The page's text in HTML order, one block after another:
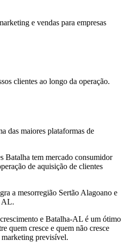
e vendas para empresas
clientes ao longo da operação.
das maiores plataformas de
Batalha tem mercado consumidor
de aquisição de clientes
a mesorregião Sertão Alagoano e
AL.
e Batalha-AL é um ótimo
quem cresce e quem não cresce
previsível.